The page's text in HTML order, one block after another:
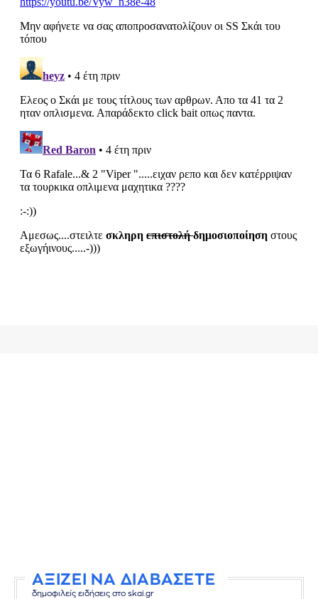
ΑΞΙΖΕΙ ΝΑ ΔΙΑΒΑΣΕΤΕ
δημοφιλείς ειδήσεις στο skai.gr